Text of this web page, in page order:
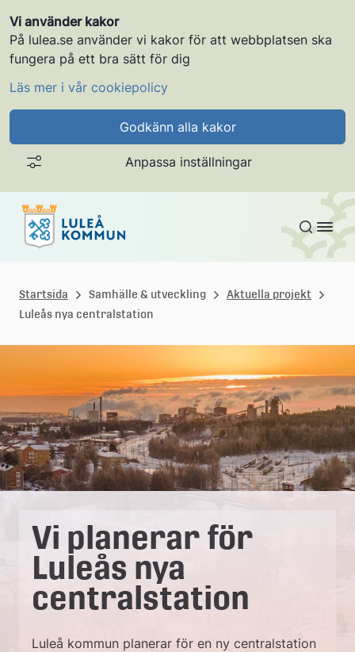
Vi använder kakor
På lulea.se använder vi kakor för att webbplatsen ska
fungera på ett bra sätt för dig
Läs mer i vår cookiepolicy
Godkänn alla kakor
Anpassa inställningar
Gå till innehållet
u
l
e
å
k
o
m
u
n
Startsida Samhälle & utveckling
Aktuella projekt
Luleås nya centralstation
Vi planerar för
Luleås nya
centralstation
Luleå kommun planerar för en ny centralstation